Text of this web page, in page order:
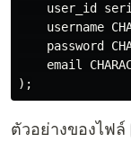
Note, the % …
user_id
username
password
email
);
ตัวอย่างของไฟล์